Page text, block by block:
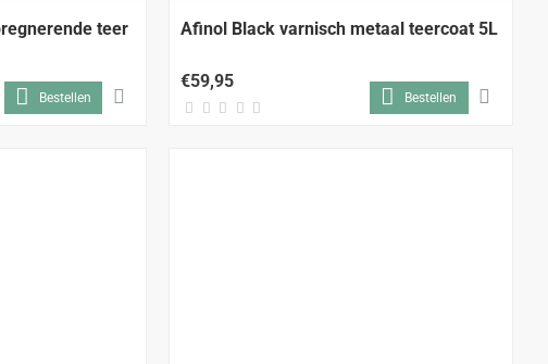
teer
Bestellen
Afinol Black varnisch metaal teercoat 5L
€59,95
Bestellen